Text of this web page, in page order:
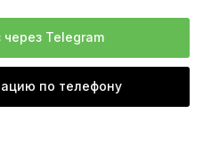
Telegram
по телефону